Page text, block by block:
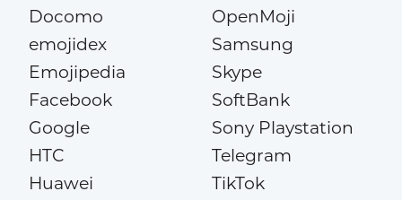
Docomo
emojidex
Emojipedia
Facebook
Google
HTC
Huawei
OpenMoji
Samsung
Skype
SoftBank
Sony Playstation
Telegram
TikTok